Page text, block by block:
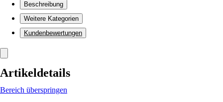
Beschreibung
Weitere Kategorien
Kundenbewertungen
Artikeldetails
Bereich überspringen